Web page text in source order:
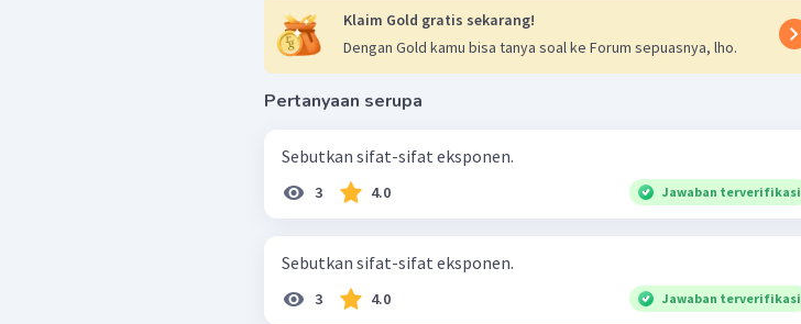
Klaim Gold gratis sekarang!
Dengan Gold kamu bisa tanya soal ke Forum sepuasnya, lho.
Pertanyaan serupa
Sebutkan sifat-sifat eksponen.
3 4.0 Jawaban terverifikasi
Sebutkan sifat-sifat eksponen.
3 4.0 Jawaban terverifikasi